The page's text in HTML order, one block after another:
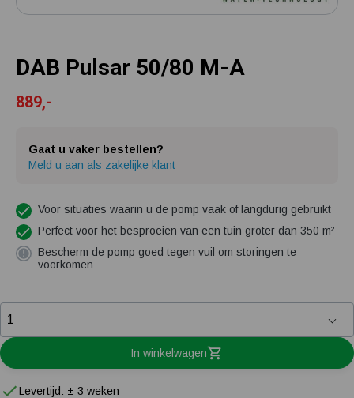
DAB Pulsar 50/80 M-A
889,-
Gaat u vaker bestellen?
Meld u aan als zakelijke klant
Voor situaties waarin u de pomp vaak of langdurig gebruikt
Perfect voor het besproeien van een tuin groter dan 350 m²
Bescherm de pomp goed tegen vuil om storingen te
voorkomen
In winkelwagen
Levertijd: ± 3 weken